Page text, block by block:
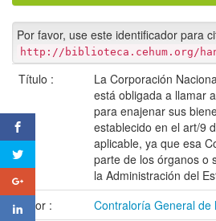
Por favor, use este identificador para
http://biblioteca.cehum.org/
Título :
La Corporación
está obligada a llamar
para enajenar sus
establecido en el art/9
aplicable, ya que esa
parte de los órganos o
la Administración del
Autor :
Contraloría General de